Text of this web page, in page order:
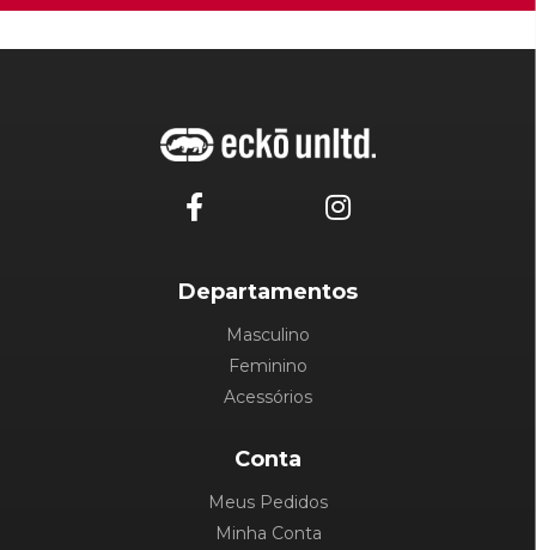
Departamentos
Masculino
Feminino
Acessórios
Conta
Meus Pedidos
Minha Conta